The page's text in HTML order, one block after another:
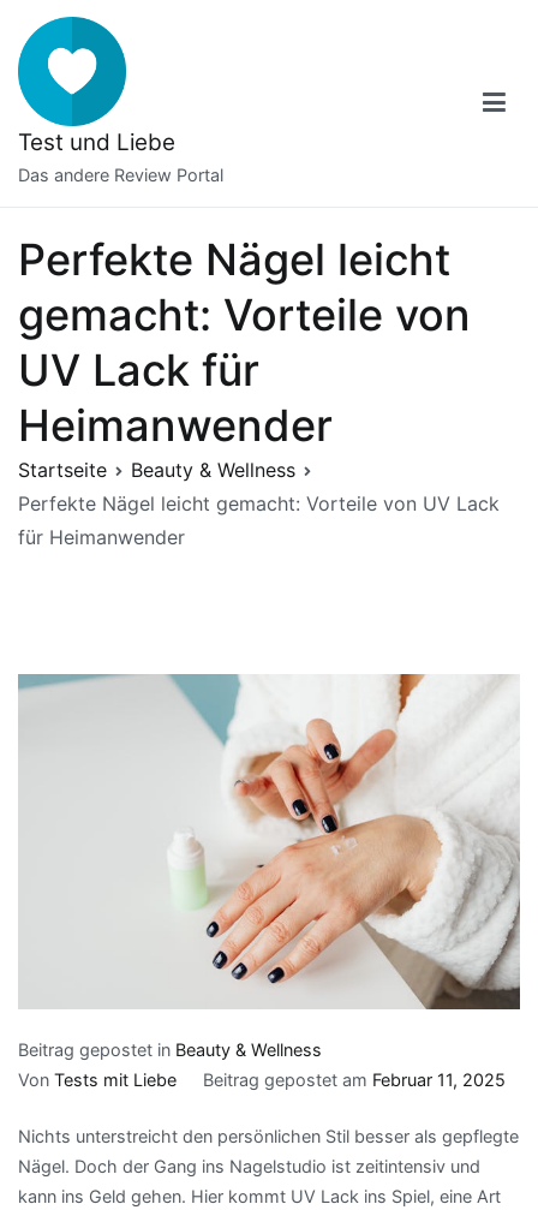
Inhalt
springen
Test und Liebe
Das andere Review Portal
Perfekte Nägel leicht
gemacht: Vorteile von
UV Lack für
Heimanwender
Startseite
Beauty & Wellness
Perfekte Nägel leicht gemacht: Vorteile von UV Lack
für Heimanwender
Beitrag gepostet in Beauty & Wellness
Von Tests mit Liebe Beitrag gepostet am Februar 11, 2025
Nichts unterstreicht den persönlichen Stil besser als gepflegte
Nägel. Doch der Gang ins Nagelstudio ist zeitintensiv und
kann ins Geld gehen. Hier kommt UV Lack ins Spiel, eine Art